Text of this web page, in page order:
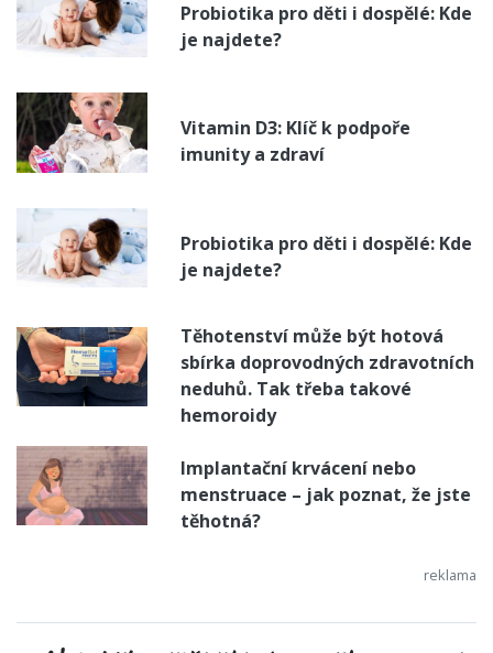
Probiotika pro děti i dospělé: Kde
je najdete?
Vitamin D3: Klíč k podpoře
imunity a zdraví
Probiotika pro děti i dospělé: Kde
je najdete?
Těhotenství může být hotová
sbírka doprovodných zdravotních
neduhů. Tak třeba takové
hemoroidy
Implantační krvácení nebo
menstruace – jak poznat, že jste
těhotná?